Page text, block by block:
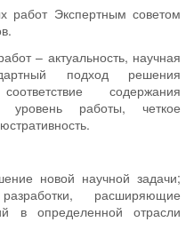
работ Экспертным советом
– актуальность, научная
подход решения
содержания
уровень работы, четкое
новой научной задачи;
расширяющие
в определенной отрасли